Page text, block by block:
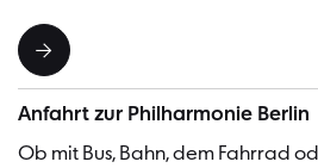
Anfahrt zur Philharmonie Berlin
Ob mit Bus, Bahn, dem Fahrrad